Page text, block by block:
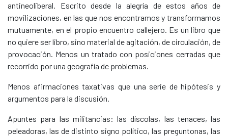
antineoliberal. Escrito desde la alegría de estos años de
movilizaciones, en las que nos encontramos y transformamos
mutuamente, en el propio encuentro callejero. Es un libro que
no quiere ser libro, sino material de agitación, de circulación, de
provocación. Menos un tratado con posiciones cerradas que
recorrido por una geografía de problemas.
Menos afirmaciones taxativas que una serie de hipótesis y
argumentos para la discusión.
Apuntes para las militancias: las díscolas, las tenaces, las
peleadoras, las de distinto signo político, las preguntonas, las